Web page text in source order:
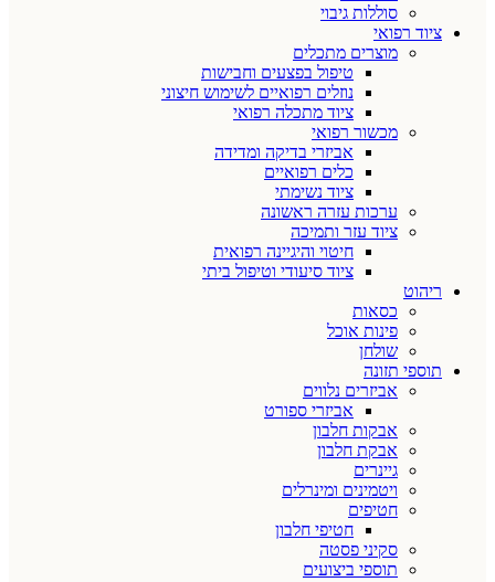
סוללות גיבוי
ציוד רפואי
מוצרים מתכלים
טיפול בפצעים וחבישות
נוזלים רפואיים לשימוש חיצוני
ציוד מתכלה רפואי
מכשור רפואי
אביזרי בדיקה ומדידה
כלים רפואיים
ציוד נשימתי
ערכות עזרה ראשונה
ציוד עזר ותמיכה
חיטוי והיגיינה רפואית
ציוד סיעודי וטיפול ביתי
ריהוט
כסאות
פינות אוכל
שולחן
תוספי תזונה
אביזרים נלווים
אביזרי ספורט
אבקות חלבון
אבקת חלבון
גיינרים
ויטמינים ומינרלים
חטיפים
חטיפי חלבון
סקיני פסטה
תוספי ביצועים